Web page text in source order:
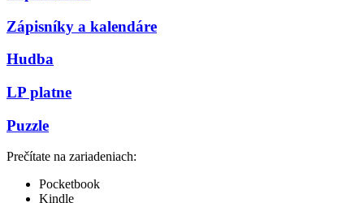
Zápisníky a kalendáre
Hudba
LP platne
Puzzle
Prečítate na zariadeniach:
Pocketbook
Kindle